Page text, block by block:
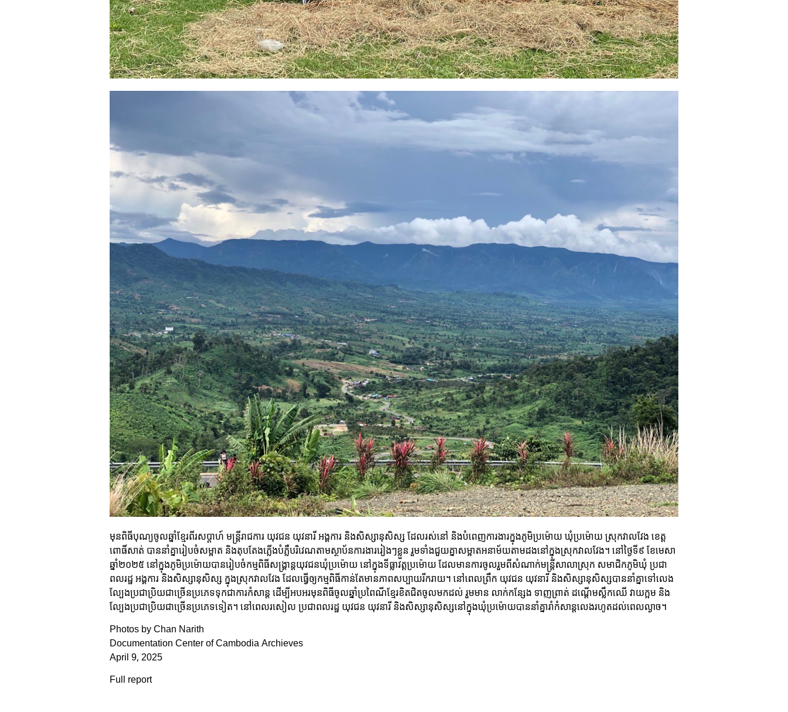
មុនពិធីបុណ្យចូលឆ្នាំខ្មែរពីរសប្ដាហ៍ មន្រ្តីរាជការ យុវជន យុវនារី អង្គការ និងសិស្សានុសិស្ស ដែលរស់នៅ និងបំពេញការងារក្នុងភូមិប្រម៉ោយ ឃុំប្រម៉ោយ ស្រុកវាលវែង ខេត្ត
ពោធិ៍សាត់ បាននាំគ្នារៀបចំសម្អាត និងតុបតែងភ្លើងបំភ្លឺបរិវេណតាមស្ថាប័នការងាររៀងៗខ្លួន រួមទាំងជួយគ្នាសម្អាតអនាម័យតាមដងនៅក្នុងស្រុកវាលវែង។ នៅថ្ងៃទី៩ ខែមេសា
ឆ្នាំ២០២៥ នៅក្នុងភូមិប្រម៉ោយបានរៀបចំកម្មពិធីសង្រ្គាន្តយុវជនឃុំប្រម៉ោយ នៅក្នុងទីធ្លាវត្តប្រម៉ោយ ដែលមានការចូលរួមពីសំណាក់មន្រ្តីសាលាស្រុក សមាជិកភូមិឃុំ ប្រជា
ពលរដ្ឋ អង្គការ និងសិស្សានុសិស្ស ក្នុងស្រុកវាលវែង ដែលធ្វើឲ្យកម្មពិធីកាន់តែមានភាពសប្បាយរីករាយ។ នៅពេលព្រឹក យុវជន យុវនារី និងសិស្សានុសិស្សបាននាំគ្នាទៅលេង
ល្បែងប្រជាប្រិយជាច្រើនប្រភេទទុកជាការកំសាន្ត ដើម្បីអបអរមុនពិធីចូលឆ្នាំប្រពៃណីខ្មែរខិតជិតចូលមកដល់ រួមមាន លាក់កន្សែង ទាញព្រាត់ ដណ្ដើមស្លឹកឈើ វាយក្អម និង
ល្បែងប្រជាប្រិយជាច្រើនប្រភេទទៀត។ នៅពេលរសៀល ប្រជាពលរដ្ឋ យុវជន យុវនារី និងសិស្សានុសិស្សនៅក្នុងឃុំប្រម៉ោយបាននាំគ្នារាំកំសាន្តលេងរហូតដល់ពេលល្ងាច។
Photos by Chan Narith
Documentation Center of Cambodia Archieves
April 9, 2025
Full report